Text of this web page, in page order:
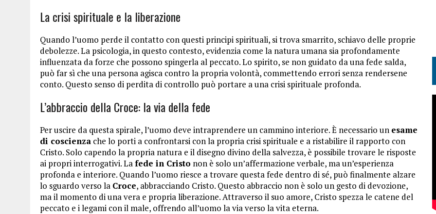
La crisi spirituale e la liberazione
Quando l’uomo perde il contatto con questi principi spirituali, si trova smarrito, schiavo delle proprie
debolezze. La psicologia, in questo contesto, evidenzia come la natura umana sia profondamente
influenzata da forze che possono spingerla al peccato. Lo spirito, se non guidato da una fede salda,
può far sì che una persona agisca contro la propria volontà, commettendo errori senza rendersene
conto. Questo senso di perdita di controllo può portare a una crisi spirituale profonda.
L’abbraccio della Croce: la via della fede
Per uscire da questa spirale, l’uomo deve intraprendere un cammino interiore. È necessario un esame
di coscienza che lo porti a confrontarsi con la propria crisi spirituale e a ristabilire il rapporto con
Cristo. Solo capendo la propria natura e il disegno divino della salvezza, è possibile trovare le risposte
ai propri interrogativi. Lafede in Cristo non è solo un’affermazione verbale, ma un’esperienza
profonda e interiore. Quando l’uomo riesce a trovare questa fede dentro di sé, può finalmente alzare
lo sguardo verso la Croce, abbracciando Cristo. Questo abbraccio non è solo un gesto di devozione,
ma il momento di una vera e propria liberazione. Attraverso il suo amore, Cristo spezza le catene del
peccato e i legami con il male, offrendo all’uomo la via verso la vita eterna.